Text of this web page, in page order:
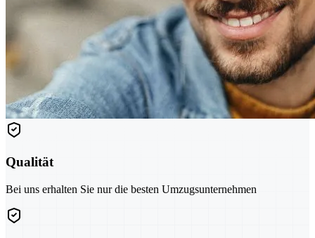
Qualität
Bei uns erhalten Sie nur die besten Umzugsunternehmen